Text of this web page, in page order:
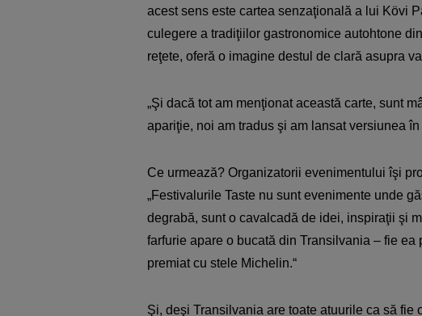
acest sens este cartea senzaţională a lui Kövi
culegere a tradiţiilor gastronomice autohtone
reţete, oferă o imagine destul de clară asupra
„Şi dacă tot am menţionat această carte, sunt
apariţie, noi am tradus şi am lansat versiunea în
Ce urmează? Organizatorii evenimentului îşi
„Festivalurile Taste nu sunt evenimente unde
degrabă, sunt o cavalcadă de idei, inspiraţii şi
farfurie apare o bucată din Transilvania – fie
premiat cu stele Michelin.“
Şi, deşi Transilvania are toate atuurile ca să fie